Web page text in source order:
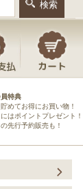
特典
めてお得にお買い物！
はポイントプレゼント！
先行予約販売も！